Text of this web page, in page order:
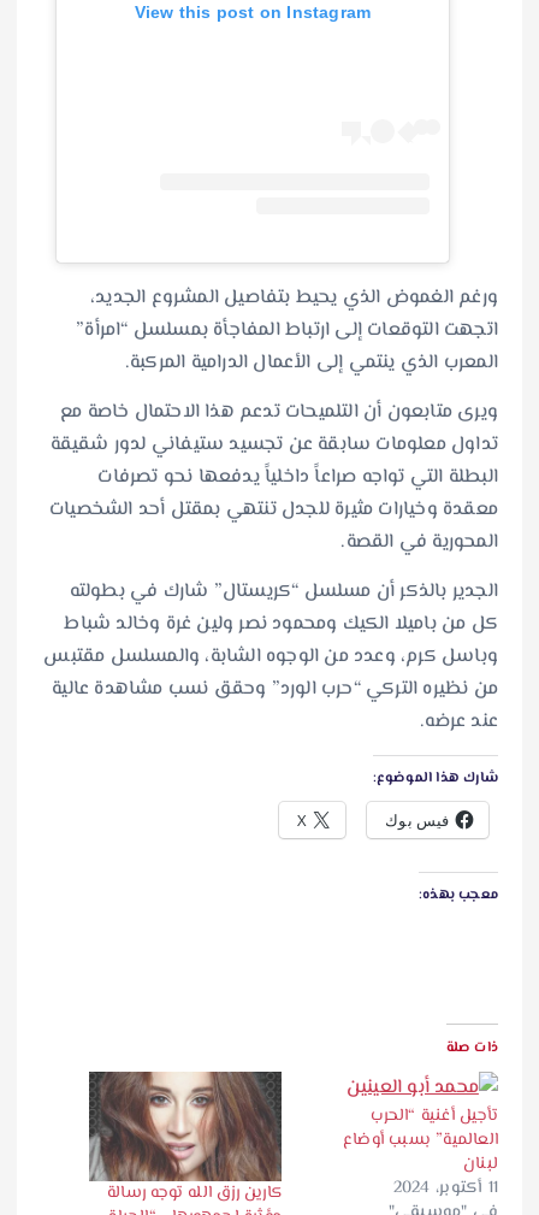
View this post on Instagram
ورغم الغموض الذي يحيط بتفاصيل المشروع الجديد،
اتجهت التوقعات إلى ارتباط المفاجأة بمسلسل “امرأة”
المعرب الذي ينتمي إلى الأعمال الدرامية المركبة.
ويرى متابعون أن التلميحات تدعم هذا الاحتمال خاصة مع
تداول معلومات سابقة عن تجسيد ستيفاني لدور شقيقة
البطلة التي تواجه صراعاً داخلياً يدفعها نحو تصرفات
معقدة وخيارات مثيرة للجدل تنتهي بمقتل أحد الشخصيات
المحورية في القصة.
الجدير بالذكر أن مسلسل “كريستال” شارك في بطولته
كل من باميلا الكيك ومحمود نصر ولين غرة وخالد شباط
وباسل كرم، وعدد من الوجوه الشابة، والمسلسل مقتبس
من نظيره التركي “حرب الورد” وحقق نسب مشاهدة عالية
عند عرضه.
شارك هذا الموضوع:
فيس بوك X
معجب بهذه:
ذات صلة
تأجيل أغنية “الحرب
العالمية” بسبب أوضاع
لبنان
11 أكتوبر، 2024
كارين رزق الله توجه رسالة